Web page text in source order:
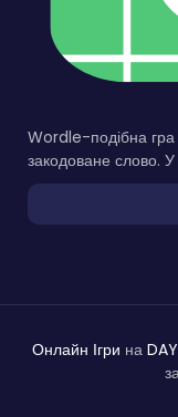
Wordle-подібна гра
закодоване слово.
Онлайн Ігри на